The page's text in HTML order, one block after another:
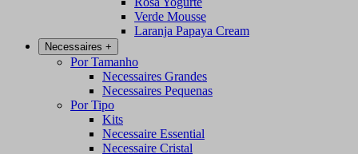
Verde Mousse
Laranja Papaya Cream
Necessaires +
Por Tamanho
Necessaires Grandes
Necessaires Pequenas
Por Tipo
Kits
Necessaire Essential
Necessaire Cristal